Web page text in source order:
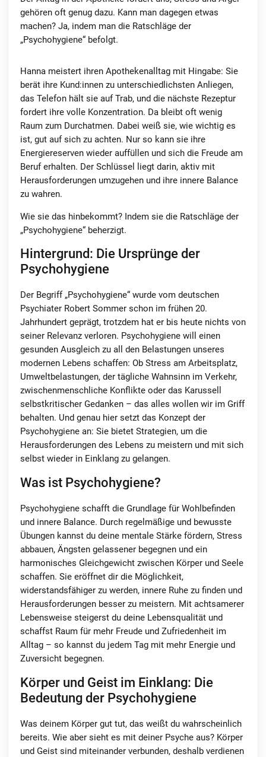
gehören oft genug dazu. Kann man dagegen etwas
machen? Ja, indem man die Ratschläge der
„Psychohygiene“ befolgt.
Hanna meistert ihren Apothekenalltag mit Hingabe: Sie
berät ihre Kund:innen zu unterschiedlichsten Anliegen,
das Telefon hält sie auf Trab, und die nächste Rezeptur
fordert ihre volle Konzentration. Da bleibt oft wenig
Raum zum Durchatmen. Dabei weiß sie, wie wichtig es
ist, gut auf sich zu achten. Nur so kann sie ihre
Energiereserven wieder auffüllen und sich die Freude am
Beruf erhalten. Der Schlüssel liegt darin, aktiv mit
Herausforderungen umzugehen und ihre innere Balance
zu wahren.
Wie sie das hinbekommt? Indem sie die Ratschläge der
„Psychohygiene“ beherzigt.
Hintergrund: Die Ursprünge der
Psychohygiene
Der Begriff „Psychohygiene“ wurde vom deutschen
Psychiater Robert Sommer schon im frühen 20.
Jahrhundert geprägt, trotzdem hat er bis heute nichts von
seiner Relevanz verloren. Psychohygiene will einen
gesunden Ausgleich zu all den Belastungen unseres
modernen Lebens schaffen: Ob Stress am Arbeitsplatz,
Umweltbelastungen, der tägliche Wahnsinn im Verkehr,
zwischenmenschliche Konflikte oder das Karussell
selbstkritischer Gedanken – das alles wollen wir im Griff
behalten. Und genau hier setzt das Konzept der
Psychohygiene an: Sie bietet Strategien, um die
Herausforderungen des Lebens zu meistern und mit sich
selbst wieder in Einklang zu gelangen.
Was ist Psychohygiene?
Psychohygiene schafft die Grundlage für Wohlbefinden
und innere Balance. Durch regelmäßige und bewusste
Übungen kannst du deine mentale Stärke fördern, Stress
abbauen, Ängsten gelassener begegnen und ein
harmonisches Gleichgewicht zwischen Körper und Seele
schaffen. Sie eröffnet dir die Möglichkeit,
widerstandsfähiger zu werden, innere Ruhe zu finden und
Herausforderungen besser zu meistern. Mit achtsamerer
Lebensweise steigerst du deine Lebensqualität und
schaffst Raum für mehr Freude und Zufriedenheit im
Alltag – so kannst du jedem Tag mit mehr Energie und
Zuversicht begegnen.
Körper und Geist im Einklang: Die
Bedeutung der Psychohygiene
Was deinem Körper gut tut, das weißt du wahrscheinlich
bereits. Wie aber sieht es mit deiner Psyche aus? Körper
und Geist sind miteinander verbunden, deshalb verdienen